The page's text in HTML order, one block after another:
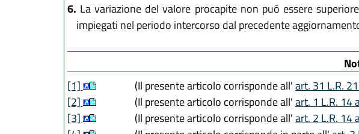
6. La variazione del valore procapite non può essere
impiegati nel periodo intercorso dal precedente
[1]
(Il presente articolo corrisponde all'art. 31 L.R.
[2]
(Il presente articolo corrisponde all'art. 1 L.R. 14
[3]
(Il presente articolo corrisponde all'art. 2 L.R. 14